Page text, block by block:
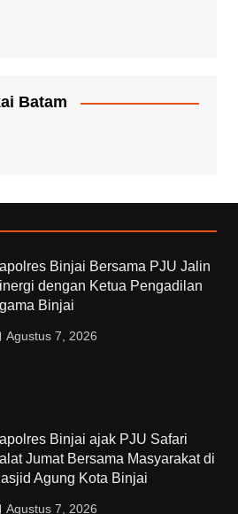
Batam
Binjai Bersama PJU Jalin
dengan Ketua Pengadilan
Binjai
Agustus 7, 2026
Binjai ajak PJU Safari
Jumat Bersama Masyarakat di
Agung Kota Binjai
Agustus 7, 2026